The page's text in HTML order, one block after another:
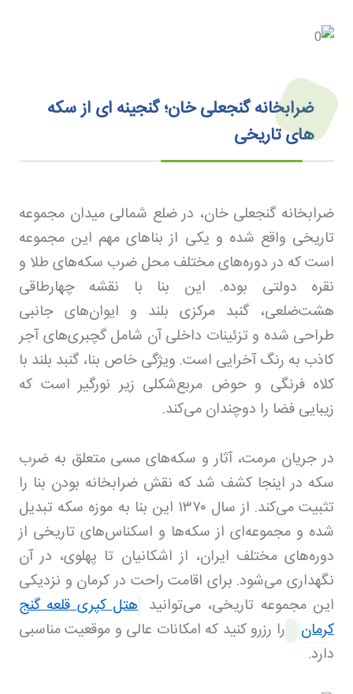
ضرابخانه گنجعلی خان؛ گنجینه ای از سکه
های تاریخی
ضرابخانه گنجعلی خان، در ضلع شمالی میدان مجموعه
تاریخی واقع شده و یکی از بناهای مهم این مجموعه
است که در دوره‌های مختلف محل ضرب سکه‌های طلا و
نقره دولتی بوده. این بنا با نقشه چهارطاقی
هشت‌ضلعی، گنبد مرکزی بلند و ایوان‌های جانبی
طراحی شده و تزئینات داخلی آن شامل گچبری‌های آجر
کاذب به رنگ آخرایی است. ویژگی خاص بنا، گنبد بلند با
کلاه فرنگی و حوض مربع‌شکلی زیر نورگیر است که
زیبایی فضا را دوچندان می‌کند.
در جریان مرمت، آثار و سکه‌های مسی متعلق به ضرب
سکه در اینجا کشف شد که نقش ضرابخانه بودن بنا را
تثبیت می‌کند. از سال ۱۳۷۰ این بنا به موزه سکه تبدیل
شده و مجموعه‌ای از سکه‌ها و اسکناس‌های تاریخی از
دوره‌های مختلف ایران، از اشکانیان تا پهلوی، در آن
نگهداری می‌شود. برای اقامت راحت در کرمان و نزدیکی
این مجموعه تاریخی، می‌توانید هتل کپری قلعه گنج
کرمان
را رزرو کنید که امکانات عالی و موقعیت مناسبی
دارد.